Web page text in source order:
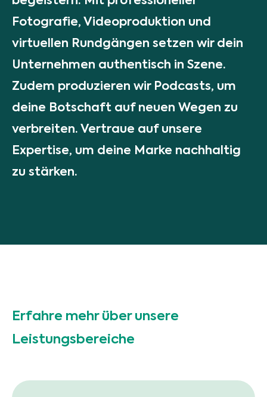
Fotografie, Videoproduktion und
virtuellen Rundgängen setzen wir dein
Unternehmen authentisch in Szene.
Zudem produzieren wir Podcasts, um
deine Botschaft auf neuen Wegen zu
verbreiten. Vertraue auf unsere
Expertise, um deine Marke nachhaltig
zu stärken.
Erfahre mehr über unsere
Leistungsbereiche